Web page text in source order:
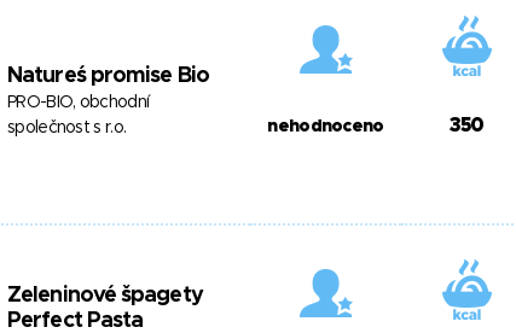
Natureś promise Bio
PRO-BIO, obchodní
společnost s r.o.
nehodnoceno 350
Zeleninové špagety
Perfect Pasta